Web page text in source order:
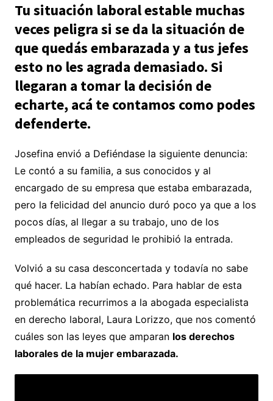
Tu situación laboral estable muchas
veces peligra si se da la situación de
que quedás embarazada y a tus jefes
esto no les agrada demasiado. Si
llegaran a tomar la decisión de
echarte, acá te contamos como podes
defenderte.
Josefina envió a Defiéndase la siguiente denuncia:
Le contó a su familia, a sus conocidos y al
encargado de su empresa que estaba embarazada,
pero la felicidad del anuncio duró poco ya que a los
pocos días, al llegar a su trabajo, uno de los
empleados de seguridad le prohibió la entrada.
Volvió a su casa desconcertada y todavía no sabe
qué hacer. La habían echado. Para hablar de esta
problemática recurrimos a la abogada especialista
en derecho laboral, Laura Lorizzo, que nos comentó
cuáles son las leyes que amparan los derechos
laborales de la mujer embarazada.